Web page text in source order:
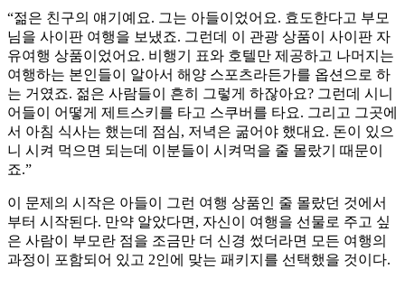
“젊은 친구의 얘기예요. 그는 아들이었어요. 효도한다고 부모
님을 사이판 여행을 보냈죠. 그런데 이 관광 상품이 사이판 자
유여행 상품이었어요. 비행기 표와 호텔만 제공하고 나머지는
여행하는 본인들이 알아서 해양 스포츠라든가를 옵션으로 하
는 거였죠. 젊은 사람들이 흔히 그렇게 하잖아요? 그런데 시니
어들이 어떻게 제트스키를 타고 스쿠버를 타요. 그리고 그곳에
서 아침 식사는 했는데 점심, 저녁은 굶어야 했대요. 돈이 있으
니 시켜 먹으면 되는데 이분들이 시켜먹을 줄 몰랐기 때문이
죠.”
이 문제의 시작은 아들이 그런 여행 상품인 줄 몰랐던 것에서
부터 시작된다. 만약 알았다면, 자신이 여행을 선물로 주고 싶
은 사람이 부모란 점을 조금만 더 신경 썼더라면 모든 여행의
과정이 포함되어 있고 2인에 맞는 패키지를 선택했을 것이다.